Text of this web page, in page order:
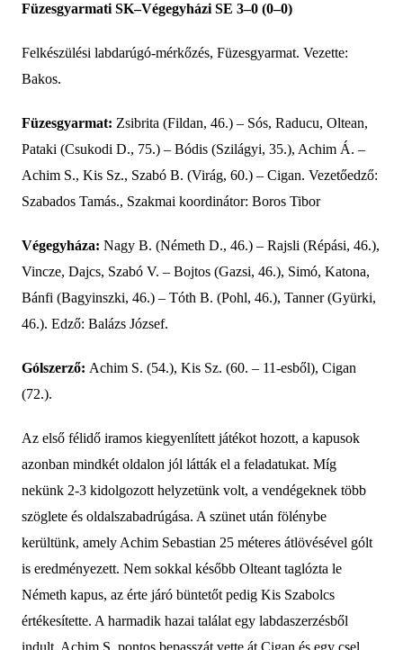
Füzesgyarmati SK–Végegyházi SE 3–0 (0–0)
Felkészülési labdarúgó-mérkőzés, Füzesgyarmat. Vezette:
Bakos.
Füzesgyarmat: Zsibrita (Fildan, 46.)– Sós, Raducu, Oltean,
Pataki (Csukodi D., 75.)– Bódis (Szilágyi, 35.), Achim Á. –
Achim S., Kis Sz., Szabó B. (Virág, 60.) – Cigan. Vezetőedző:
Szabados Tamás., Szakmai koordinátor: Boros Tibor
Végegyháza: Nagy B. (Németh D., 46.) – Rajsli (Répási, 46.),
Vincze, Dajcs, Szabó V. – Bojtos (Gazsi, 46.), Simó, Katona,
Bánfi (Bagyinszki, 46.) – Tóth B. (Pohl, 46.), Tanner(Gyürki,
46.). Edző: Balázs József.
Gólszerző: Achim S. (54.), Kis Sz. (60. – 11-esből), Cigan
(72.).
Az első félidő iramos kiegyenlített játékot hozott, a kapusok
azonban mindkét oldalon jól látták el a feladatukat. Míg
nekünk 2-3 kidolgozott helyzetünk volt, a vendégeknek több
szöglete és oldalszabadrúgása. A szünet után fölénybe
kerültünk, amely Achim Sebastian 25 méteres átlövésével gólt
is eredményezett. Nem sokkal később Olteant taglózta le
Németh kapus, az érte járó büntetőt pedigKis Szabolcs
értékesítette. A harmadik hazai találat egy labdaszerzésből
indult, AchimS. pontos bepasszát vette át Cigan és egy csel